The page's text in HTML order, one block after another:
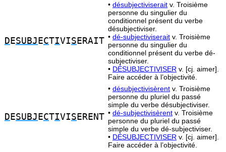
D ESUBJ ECTIVIS ERAIT
• désubjectiviserait v. Troisième
personne du singulier du
conditionnel présent du verbe
désubjectiviser.
• dé-subjectiviserait v. Troisième
personne du singulier du
conditionnel présent du verbe dé-
subjectiviser.
• DÉSUBJECTIVISER v. [cj. aimer].
Faire accéder à l’objectivité.
D ESUBJ ECTIVIS ERENT
• désubjectivisèrent v. Troisième
personne du pluriel du passé
simple du verbe désubjectiviser.
• dé-subjectivisèrent v. Troisième
personne du pluriel du passé
simple du verbe dé-subjectiviser.
• DÉSUBJECTIVISER v. [cj. aimer].
Faire accéder à l’objectivité.